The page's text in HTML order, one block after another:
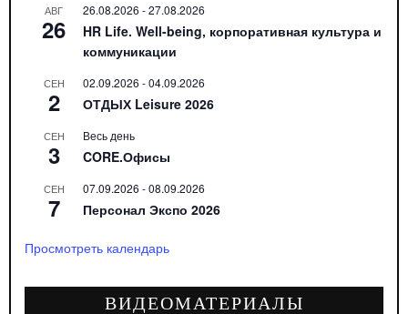
АВГ
26
26.08.2026 -27.08.2026
HR Life. Well-being, корпоративная культура и
коммуникации
СЕН
2
02.09.2026 -04.09.2026
ОТДЫХ Leisure 2026
СЕН
3
Весь день
CORE.Офисы
СЕН
7
07.09.2026 -08.09.2026
Персонал Экспо 2026
Просмотреть календарь
ВИДЕОМАТЕРИАЛЫ